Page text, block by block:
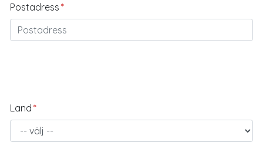
Postadress
Land